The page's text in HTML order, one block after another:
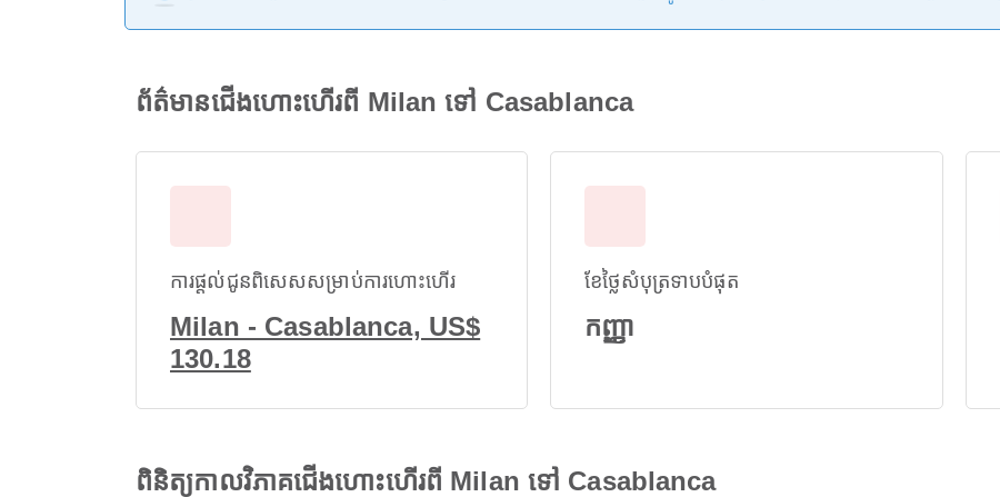
ព័ត៌មានជើងហោះហើរពី Milan ទៅ Casablanca
ការផ្តល់ជូនពិសេសសម្រាប់ការហោះហើរ
Milan - Casablanca, US$
130.18
ខែថ្លៃសំបុត្រទាបបំផុត
កញ្ញា
ពិនិត្យកាលវិភាគជើងហោះហើរពី Milan ទៅ Casablanca